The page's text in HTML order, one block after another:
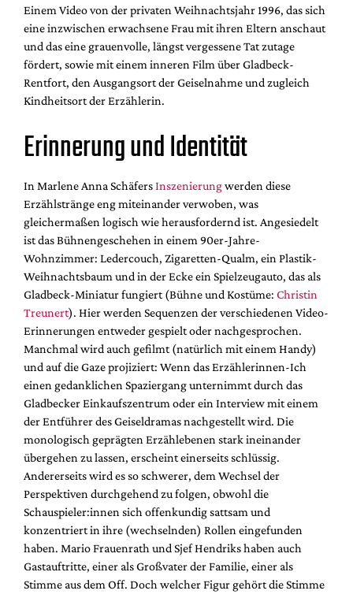
Einem Video von der privaten Weihnachtsjahr 1996, das sich
eine inzwischen erwachsene Frau mit ihren Eltern anschaut
und das eine grauenvolle, längst vergessene Tat zutage
fördert, sowie mit einem inneren Film über Gladbeck-
Rentfort, den Ausgangsort der Geiselnahme und zugleich
Kindheitsort der Erzählerin.
Erinnerung und Identität
In Marlene Anna SchäfersInszenierungwerden diese
Erzählstränge eng miteinander verwoben, was
gleichermaßen logisch wie herausfordernd ist. Angesiedelt
ist das Bühnengeschehen in einem 90er-Jahre-
Wohnzimmer: Ledercouch, Zigaretten-Qualm, ein Plastik-
Weihnachtsbaum und in der Ecke ein Spielzeugauto, das als
Gladbeck-Miniatur fungiert (Bühne und Kostüme: Christin
Treunert). Hier werden Sequenzen der verschiedenen Video-
Erinnerungen entweder gespielt oder nachgesprochen.
Manchmal wird auch gefilmt (natürlich mit einem Handy)
und auf die Gaze projiziert: Wenn das Erzählerinnen-Ich
einen gedanklichen Spaziergang unternimmt durch das
Gladbecker Einkaufszentrum oder ein Interview mit einem
der Entführer des Geiseldramas nachgestellt wird. Die
monologisch geprägten Erzählebenen stark ineinander
übergehen zu lassen, erscheint einerseits schlüssig.
Andererseits wird es so schwerer, dem Wechsel der
Perspektiven durchgehend zu folgen, obwohl die
Schauspieler:innen sich offenkundig sattsam und
konzentriert in ihre (wechselnden) Rollen eingefunden
haben. Mario Frauenrath und Sjef Hendriks haben auch
Gastauftritte, einer als Großvater der Familie, einer als
Stimme aus dem Off. Doch welcher Figur gehört die Stimme